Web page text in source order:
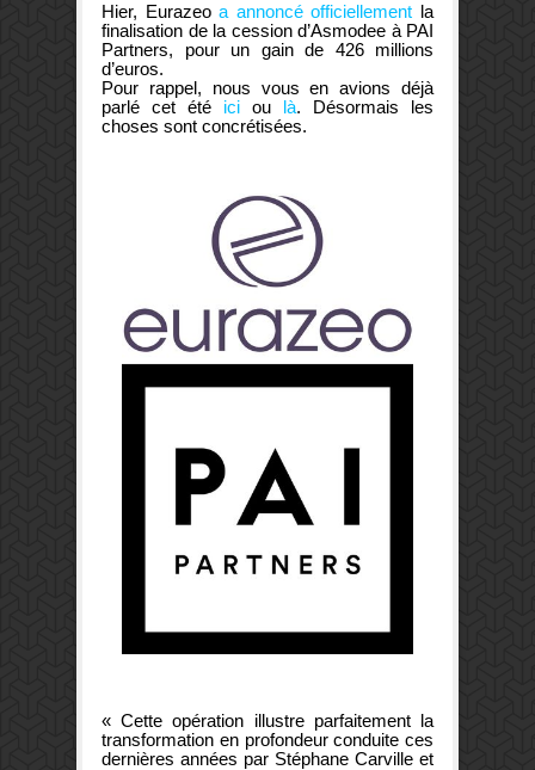
Hier, Eurazeoa annoncé officiellement la
finalisation de la cession d’Asmodee à PAI
Partners, pour un gain de 426 millions
d’euros.
Pour rappel, nous vous en avions déjà
parlé cet été ici ou là. Désormais les
choses sont concrétisées.
« Cette opération illustre parfaitement la
transformation en profondeur conduite ces
dernières années par Stéphane Carville et